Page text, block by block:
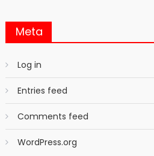
Meta
Log in
Entries feed
Comments feed
WordPress.org